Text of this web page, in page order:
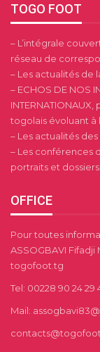
TOGO FOOT
– L’intégrale
réseau de
– Les actualités de
– ECHOS DE NOS
togolais évoluant à
– Les actualités
– Les conférences
portraits et
OFFICE
Pour toutes
ASSOGBAVI
togofoot.tg
Tel: 00228 90 24 29
Mail: